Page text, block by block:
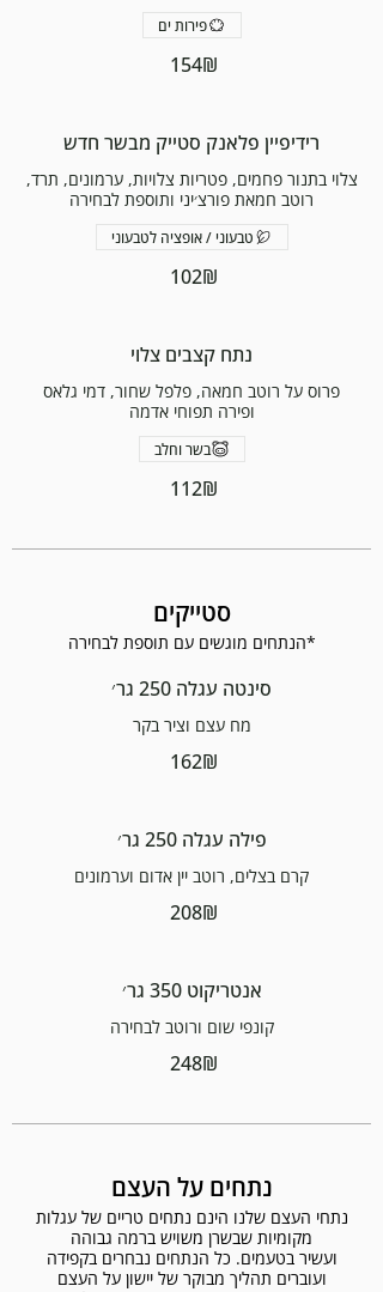
‏154 ‏₪
פירות ים
רידיפיין פלאנק סטייק מבשר חדש
צלוי בתנור פחמים, פטריות צלויות, ערמונים, תרד,
רוטב חמאת פורצ׳יני ותוספת לבחירה
‏102 ‏₪
טבעוני / אופציה לטבעוני
נתח קצבים צלוי
פרוס על רוטב חמאה, פלפל שחור, דמי גלאס
ופירה תפוחי אדמה
‏112 ‏₪
בשר וחלב
סטייקים
*הנתחים מוגשים עם תוספת לבחירה
סינטה עגלה 250 גר׳
מח עצם וציר בקר
‏162 ‏₪
פילה עגלה 250 גר׳
קרם בצלים, רוטב יין אדום וערמונים
‏208 ‏₪
אנטריקוט 350 גר׳
קונפי שום ורוטב לבחירה
‏248 ‏₪
נתחים על העצם
נתחי העצם שלנו הינם נתחים טריים של עגלות
ועשיר בטעמים. כל הנתחים נבחרים בקפידה